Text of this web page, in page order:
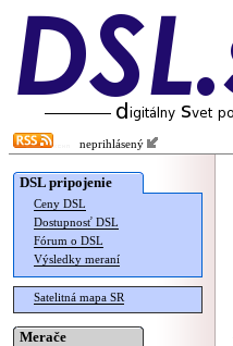
neprihlásený
DSL pripojenie
Ceny DSL
Dostupnosť DSL
Fórum o DSL
Výsledky meraní
Satelitná mapa SR
Merače